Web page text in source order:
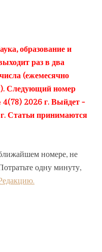
образование и
раз в два
(ежемесячно
Следующий номер
2026 г. Выйдет -
Статьи принимаются
номере, не
одну минуту,